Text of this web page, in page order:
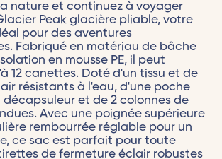
nature et continuez à voyager
Peak glacière pliable, votre
pour des aventures
Fabriqué en matériau de bâche
en mousse PE, il peut
12 canettes. Doté d'un tissu et de
résistants à l'eau, d'une poche
et de 2 colonnes de
Avec une poignée supérieure
rembourrée réglable pour un
ce sac est parfait pour toute
de fermeture éclair robustes